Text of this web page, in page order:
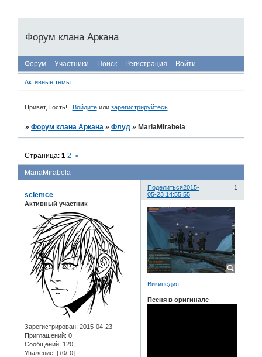
Форум клана Аркана
Форум Участники Поиск Регистрация Войти
Активные темы
Привет, Гость! Войдитеили зарегистрируйтесь.
»Форум клана Аркана »Флуд » MariaMirabela
MariaMirabela
Страница:1 2 »
Поделиться 1
2015-
05-23 14:55:55
sciemce
Активный участник
Зарегистрирован: 2015-04-23
Приглашений: 0
Сообщений: 120
Уважение: [+0/-0]
Википедия
Песня в оригинале